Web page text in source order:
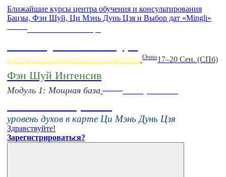
Ближайшие курсы центра обучения и консультирования
Бацзы, Фэн Шуй, Ци Мэнь Дунь Цзя и Выбор дат «Mingli»
пространство, работающее на вас Очно17–20 Сен. (СПб)
Фэн Шуй Интенсив
Модуль 1: Мощная база
уровень духов в карте Ци Мэнь Дунь Цзя
Здравствуйте!
Зарегистрироваться?